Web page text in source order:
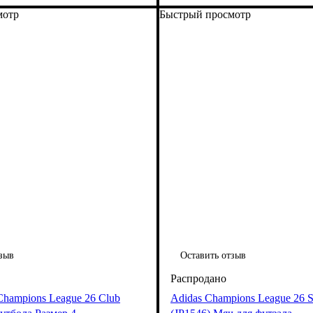
League 26 Club
Быстрый просмотр
Оставить отзыв
Adidas Champions League 26